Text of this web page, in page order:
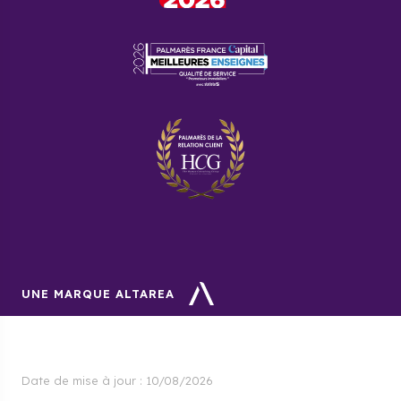
Quel est le nombre d'habitants de
Pourquoi acheter un programme
neuf à Collonges-sous-Salève
avec Cogedim ?
contemporaine et construits dans un environnement
verdoyant.
UNE MARQUE ALTAREA
Date de mise à jour : 10/08/2026